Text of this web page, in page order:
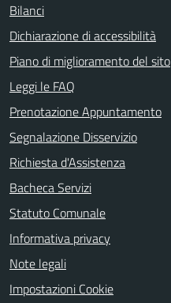
Bilanci
Dichiarazione di accessibilità
Piano di miglioramento del sito
Leggi le FAQ
Prenotazione Appuntamento
Segnalazione Disservizio
Richiesta d'Assistenza
Bacheca Servizi
Statuto Comunale
Informativa privacy
Note legali
Impostazioni Cookie